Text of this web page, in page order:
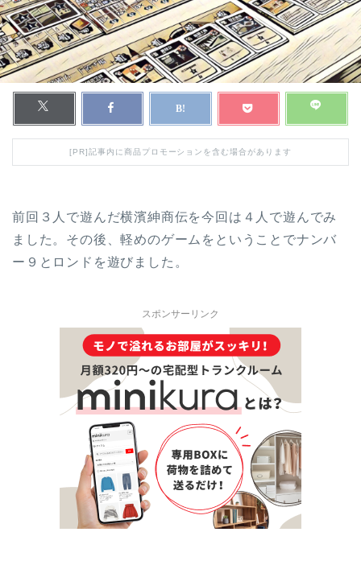
[PR]記事内に商品プロモーションを含む場合があります
前回３人で遊んだ横濱紳商伝を今回は４人で遊んでみ
ました。その後、軽めのゲームをということでナンバ
ー９とロンドを遊びました。
スポンサーリンク